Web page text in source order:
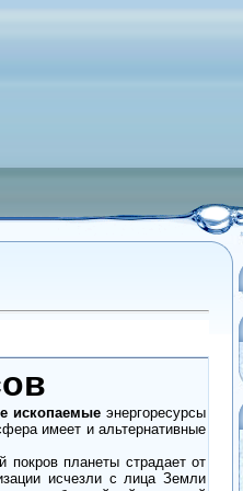
ископаемыеэнергоресурсы
имеет и альтернативные
покров планеты страдает от
ис­чезли с лица Земли